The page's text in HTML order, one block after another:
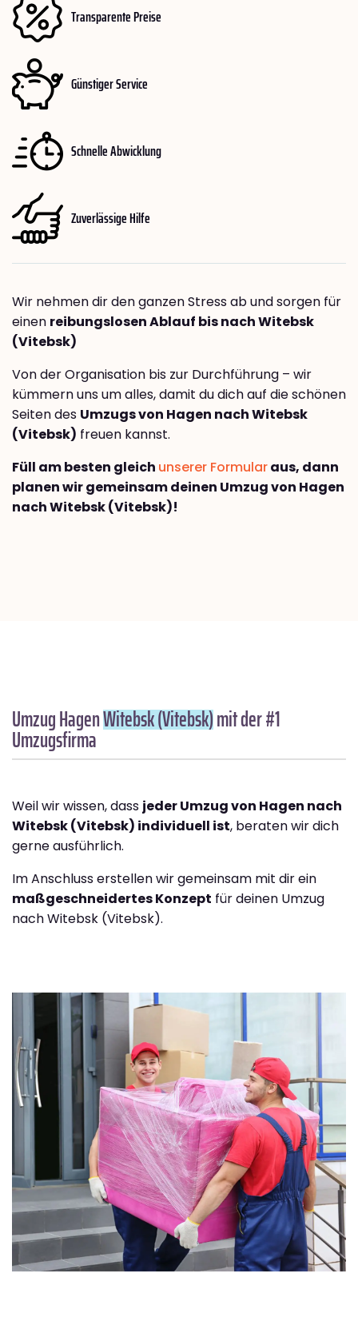
Transparente Preise
Günstiger Service
Schnelle Abwicklung
Zuverlässige Hilfe
Wir nehmen dir den ganzen Stress ab und sorgen für
einen reibungslosen Ablauf bis nach Witebsk
(Vitebsk)
Von der Organisation bis zur Durchführung – wir
kümmern uns um alles, damit du dich auf die schönen
Seiten des Umzugs von Hagen nach Witebsk
(Vitebsk) freuen kannst.
Füll am besten gleich unserer Formularaus, dann
planen wir gemeinsam deinen Umzug von Hagen
nach Witebsk (Vitebsk)!
Umzug HagenWitebsk (Vitebsk)mit der #1
Umzugsfirma
Weil wir wissen, dass jeder Umzug von Hagen nach
Witebsk (Vitebsk) individuell ist, beraten wir dich
gerne ausführlich.
Im Anschluss erstellen wir gemeinsam mit dir ein
maßgeschneidertes Konzept für deinen Umzug
nach Witebsk (Vitebsk).